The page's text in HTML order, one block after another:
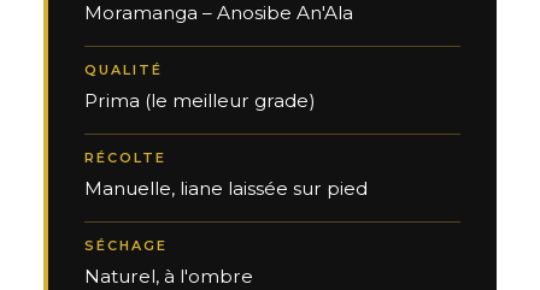
Moramanga – Anosibe An'Ala
QUALITÉ
Prima (le meilleur grade)
RÉCOLTE
Manuelle, liane laissée sur pied
SÉCHAGE
Naturel, à l'ombre